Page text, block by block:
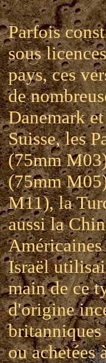
Parfois
sous
pays, ces
de
Danemark
Suisse, les
(75mm
(75mm
M11), la
aussi la
Israël
main de ce
d'origine
ou achetées